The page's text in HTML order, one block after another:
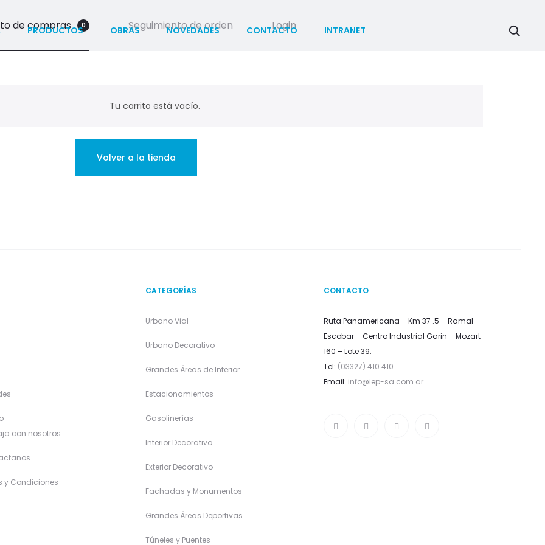
PRODUCTOS OBRAS NOVEDADES CONTACTO INTRANET
de compras 0 Seguimiento de orden Login
Tu carrito está vacío.
Volver a la tienda
con nosotros
y Condiciones
CATEGORÍAS
Urbano Vial
Urbano Decorativo
Grandes Áreas de Interior
Estacionamientos
Gasolinerías
Interior Decorativo
Exterior Decorativo
Fachadas y Monumentos
Grandes Áreas Deportivas
Túneles y Puentes
CONTACTO
Ruta Panamericana – Km 37 .5 – Ramal
Escobar – Centro Industrial Garin – Mozart
160 – Lote 39.
Tel: (03327) 410.410
Email: info@iep-sa.com.ar